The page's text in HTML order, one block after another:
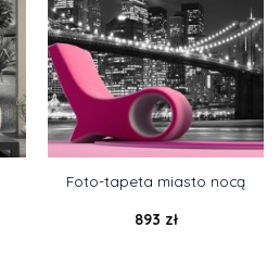
Foto-tapeta miasto nocą
893 zł